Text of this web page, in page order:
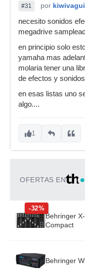
#31 por kiwivagui
necesito sonidos
megadrive
en principio solo
yamaha mas
molaria tener una
de efectos y
en esas listas uno
algo....
1
OFERTAS EN
-32%
Behringer
Compact
Behringer